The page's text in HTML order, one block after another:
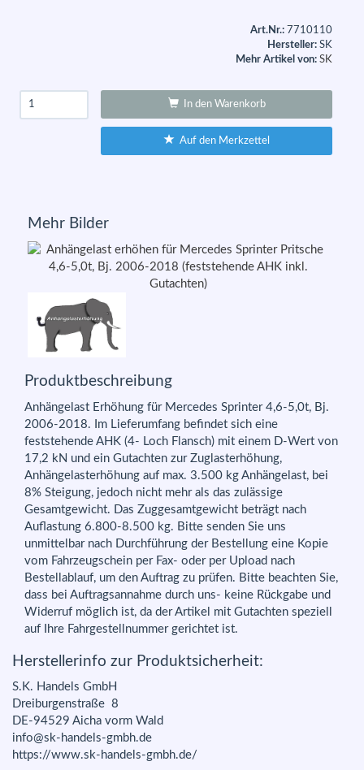
Art.Nr.: 7710110
Hersteller: SK
Mehr Artikel von: SK
In den Warenkorb
Auf den Merkzettel
Mehr Bilder
Produktbeschreibung
Anhängelast Erhöhung für Mercedes Sprinter 4,6-5,0t, Bj.
2006-2018. Im Lieferumfang befindet sich eine
feststehende AHK (4- Loch Flansch) mit einem D-Wert von
17,2 kN und ein Gutachten zur Zuglasterhöhung,
Anhängelasterhöhung auf max. 3.500 kg Anhängelast, bei
8% Steigung, jedoch nicht mehr als das zulässige
Gesamtgewicht. Das Zuggesamtgewicht beträgt nach
Auflastung 6.800-8.500 kg. Bitte senden Sie uns
unmittelbar nach Durchführung der Bestellung eine Kopie
vom Fahrzeugschein per Fax- oder per Upload nach
Bestellablauf, um den Auftrag zu prüfen. Bitte beachten Sie,
dass bei Auftragsannahme durch uns- keine Rückgabe und
Widerruf möglich ist, da der Artikel mit Gutachten speziell
auf Ihre Fahrgestellnummer gerichtet ist.
Herstellerinfo zur Produktsicherheit:
S.K. Handels GmbH
Dreiburgenstraße 8
DE-94529 Aicha vorm Wald
info@sk-handels-gmbh.de
https://www.sk-handels-gmbh.de/